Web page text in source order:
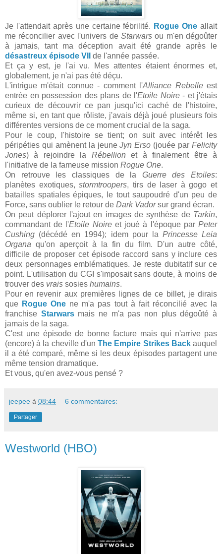
Je l'attendait après une certaine fébrilité. Rogue One allait
me réconcilier avec l'univers de Starwarsou m'en dégoûter
à jamais, tant ma déception avait été grande après le
désastreux épisode VII
de l'année passée.
Et ça y est, je l'ai vu. Mes attentes étaient énormes et,
globalement, je n'ai pas été déçu.
L'intrigue m'était connue - comment l'Alliance Rebelleest
entrée en possession des plans de l'Etoile Noire- et j'étais
curieux de découvrir ce pan jusqu'ici caché de l'histoire,
même si, en tant que rôliste, j'avais déjà joué plusieurs fois
différentes versions de ce moment crucial de la saga.
Pour le coup, l'histoire se tient; on suit avec intérêt les
péripéties qui amènent la jeuneJyn Erso (jouée parFelicity
Jones) à rejoindre la Rébellionet à finalement être à
l'initiative de la fameuse mission Rogue One.
On retrouve les classiques de la Guerre des Etoiles:
planètes exotiques,stormtroopers, tirs de laser à gogo et
batailles spatiales épiques, le tout saupoudré d'un peu de
Force, sans oublier le retour de Dark Vadorsur grand écran.
On peut déplorer l'ajout en images de synthèse de Tarkin,
commandant de l'Etoile Noireet joué à l'époque parPeter
Cushing (décédé en 1994); idem pour la Princesse Leia
Organa qu'on aperçoit à la fin du film. D'un autre côté,
difficile de proposer cet épisode raccord sans y inclure ces
deux personnages emblématiques. Je reste dubitatif sur ce
point. L'utilisation du CGI s'imposait sans doute, à moins de
trouver des vrais sosies humains.
Pour en revenir aux premières lignes de ce billet, je dirais
que Rogue One ne m'a pas tout à fait réconcilié avec la
franchise Starwars mais ne m'a pas non plus dégoûté à
jamais de la saga.
C'est une épisode de bonne facture mais qui n'arrive pas
(encore) à la cheville d'unThe Empire Strikes Backauquel
il a été comparé, même si les deux épisodes partagent une
même tension dramatique.
Et vous, qu'en avez-vous pensé ?
jeepee à 08:44 6 commentaires:
Partager
Westworld (HBO)